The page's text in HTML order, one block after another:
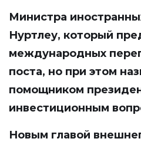
Министра
Нуртлеу, который
международных
поста, но при этом
помощником
инвестиционным
Новым главой